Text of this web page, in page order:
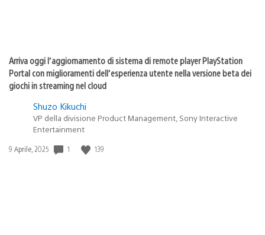
Arriva oggi l’aggiornamento di sistema di remote player PlayStation
Portal con miglioramenti dell’esperienza utente nella versione beta dei
giochi in streaming nel cloud
Shuzo Kikuchi
VP della divisione Product Management, Sony Interactive
Entertainment
Data
9 Aprile, 2025 1 139